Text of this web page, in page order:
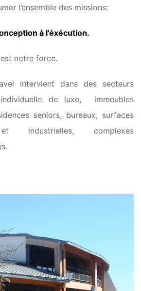
l’ensemble des missions:
à l'éxécution.
notre force.
intervient dans des secteurs
de luxe, immeubles
seniors, bureaux, surfaces
industrielles, complexes